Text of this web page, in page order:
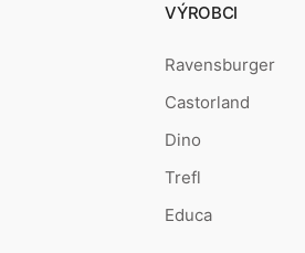
VÝROBCI
Ravensburger
Castorland
Dino
Trefl
Educa